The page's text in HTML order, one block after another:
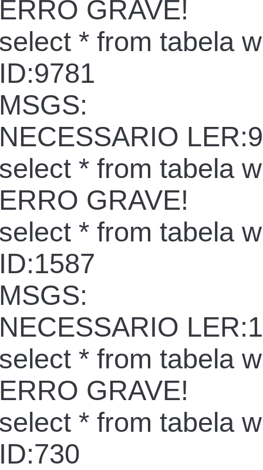
GRAVE!
* from tabela
* from tabela
GRAVE!
* from tabela
* from tabela
GRAVE!
* from tabela